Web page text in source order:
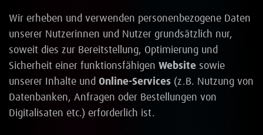
Wir erheben und verwenden personenbezogene Daten
unserer Nutzerinnen und Nutzer grundsätzlich nur,
soweit dies zur Bereitstellung, Optimierung und
Sicherheit einer funktionsfähigen Website sowie
unserer Inhalte und Online-Services (z.B. Nutzung von
Datenbanken, Anfragen oder Bestellungen von
Digitalisaten etc.) erforderlich ist.